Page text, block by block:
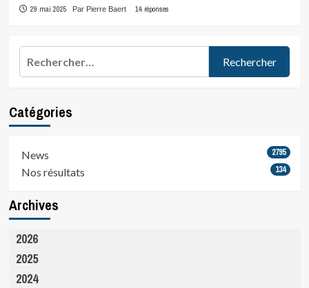
29 mai 2025 Par Pierre Baert 14 réponses
Catégories
News 2795
Nos résultats 134
Archives
2026
2025
2024